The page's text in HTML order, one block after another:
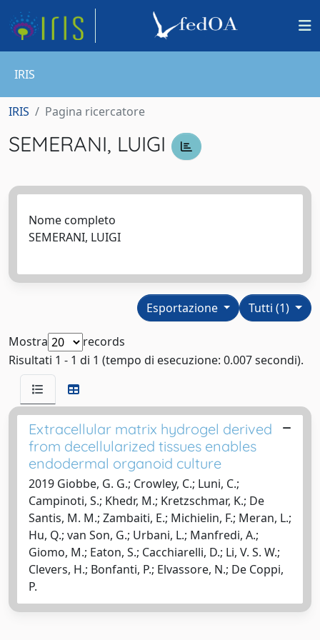
IRIS
IRIS Pagina ricercatore
SEMERANI, LUIGI
Nome completo
SEMERANI, LUIGI
Tutti (1)
Esportazione
Mostra
records
Risultati 1 - 1 di 1 (tempo di esecuzione: 0.007 secondi).
Extracellular matrix hydrogel derived
from decellularized tissues enables
endodermal organoid culture
2019 Giobbe, G. G.; Crowley, C.; Luni, C.;
Campinoti, S.; Khedr, M.; Kretzschmar, K.; De
Santis, M. M.; Zambaiti, E.; Michielin, F.; Meran, L.;
Hu, Q.; van Son, G.; Urbani, L.; Manfredi, A.;
Giomo, M.; Eaton, S.; Cacchiarelli, D.; Li, V. S. W.;
Clevers, H.; Bonfanti, P.; Elvassore, N.; De Coppi,
P.